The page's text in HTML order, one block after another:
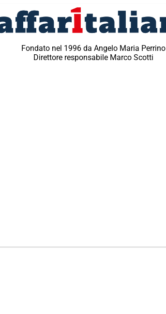
Fondato nel 1996 da Angelo Maria Perrino
Direttore responsabile Marco Scotti